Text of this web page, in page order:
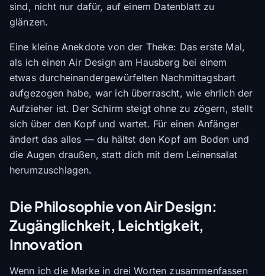
sind, nicht nur dafür, auf einem Datenblatt zu
glänzen.
Eine kleine Anekdote von der Theke: Das erste Mal,
als ich einen Air Design am Hausberg bei einem
etwas durcheinandergewürfelten Nachmittagsbart
aufgezogen habe, war ich überrascht, wie ehrlich der
Aufzieher ist. Der Schirm steigt ohne zu zögern, stellt
sich über den Kopf und wartet. Für einen Anfänger
ändert das alles — du hältst den Kopf am Boden und
die Augen draußen, statt dich mit dem Leinensalat
herumzuschlagen.
Die Philosophie von Air Design:
Zugänglichkeit, Leichtigkeit,
Innovation
Wenn ich die Marke in drei Worten zusammenfassen